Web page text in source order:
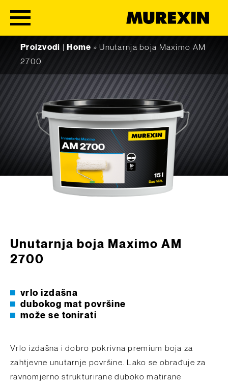
Proizvodi
Home »Unutarnja boja Maximo AM
2700
Unutarnja boja Maximo AM
2700
vrlo izdašna
dubokog mat površine
može se tonirati
Vrlo izdašna i dobro pokrivna premium boja za
zahtjevne unutarnje površine. Lako se obrađuje za
ravnomjerno strukturirane duboko matirane